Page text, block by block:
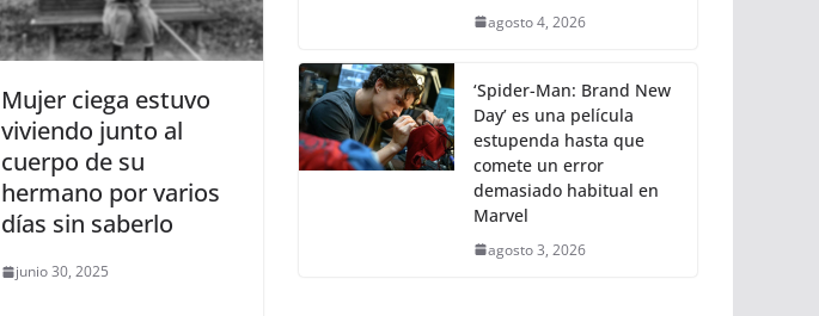
Mujer ciega estuvo
viviendo junto al
cuerpo de su
hermano por varios
días sin saberlo
junio 30, 2025
agosto 4, 2026
‘Spider-Man: Brand New
Day’ es una película
estupenda hasta que
comete un error
demasiado habitual en
Marvel
agosto 3, 2026